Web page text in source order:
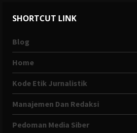
SHORTCUT LINK
Blog
Home
Kode Etik Jurnalistik
Manajemen Dan Redaksi
Pedoman Media Siber